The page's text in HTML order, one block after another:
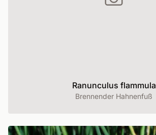
Ranunculus flammula
Brennender Hahnenfuß